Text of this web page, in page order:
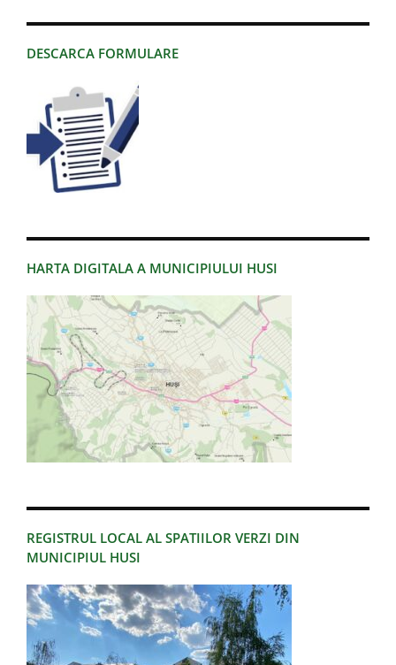
DESCARCA FORMULARE
HARTA DIGITALA A MUNICIPIULUI HUSI
REGISTRUL LOCAL AL SPATIILOR VERZI DIN
MUNICIPIUL HUSI